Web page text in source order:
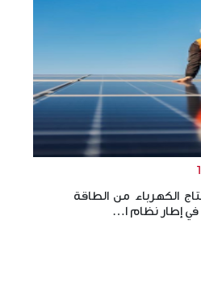
الكهرباء من الطاقة
إطار نظام ا…